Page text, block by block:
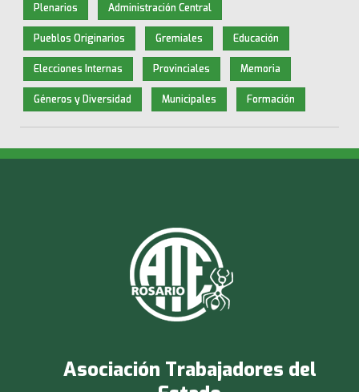
Plenarios Administración Central
Pueblos Originarios Gremiales Educación
Elecciones Internas Provinciales Memoria
Géneros y Diversidad Municipales Formación
Asociación Trabajadores del